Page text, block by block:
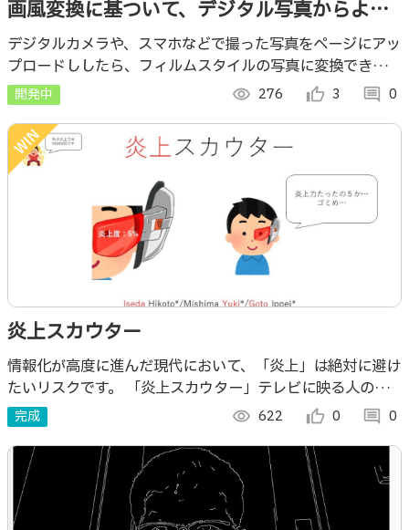
画風変換に基ついて、デジタル写真からより
リアルを似るフィルムスタイル写真に生成す
る
デジタルカメラや、スマホなどで撮った写真をページにアッ
プロードししたら、フィルムスタイルの写真に変換できま
す。
開発中 visibility 276 thumb_up_alt 3 comment 0
炎上スカウター
情報化が高度に進んだ現代において、「炎上」は絶対に避け
たいリスクです。 「炎上スカウター」テレビに映る人の発
言を分析し、スマートグラスに炎上度を表示することで、炎
上防止に貢献します。
完成 visibility 622 thumb_up_alt 0 comment 0